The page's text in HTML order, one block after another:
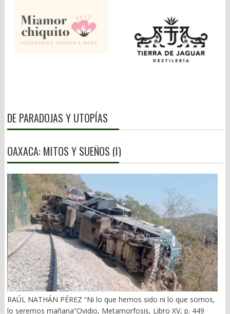
DE PARADOJAS Y UTOPÍAS
OAXACA: MITOS Y SUEÑOS (I)
RAÚL NATHÁN PÉREZ “Ni lo que hemos sido ni lo que somos,
lo seremos mañana”Ovidio, Metamorfosis, Libro XV, p. 449